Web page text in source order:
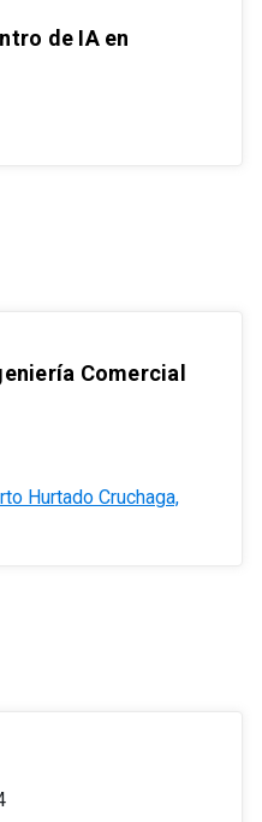
de IA en
Comercial
Hurtado Cruchaga,